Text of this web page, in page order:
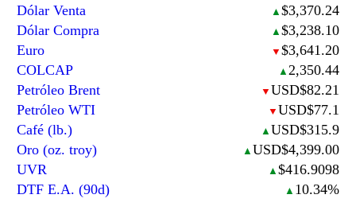
Dólar Venta
▲ $3,370.24
Dólar Compra
▲ $3,238.10
Euro
▼ $3,641.20
COLCAP
▲ 2,350.44
Petróleo Brent
▼ USD$82.21
Petróleo WTI
▼ USD$77.1
Café (lb.)
▲ USD$315.9
Oro (oz. troy)
▲ USD$4,399.00
UVR
▲ $416.9098
DTF E.A. (90d)
▲ 10.34%